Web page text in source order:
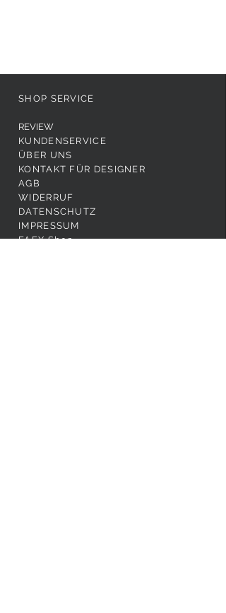
SHOP SERVICE
REVIEW
KUNDENSERVICE
ÜBER UNS
KONTAKT FÜR DESIGNER
AGB
WIDERRUF
DATENSCHUTZ
IMPRESSUM
FAEX Shop